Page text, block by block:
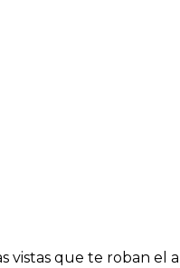
vistas que te roban